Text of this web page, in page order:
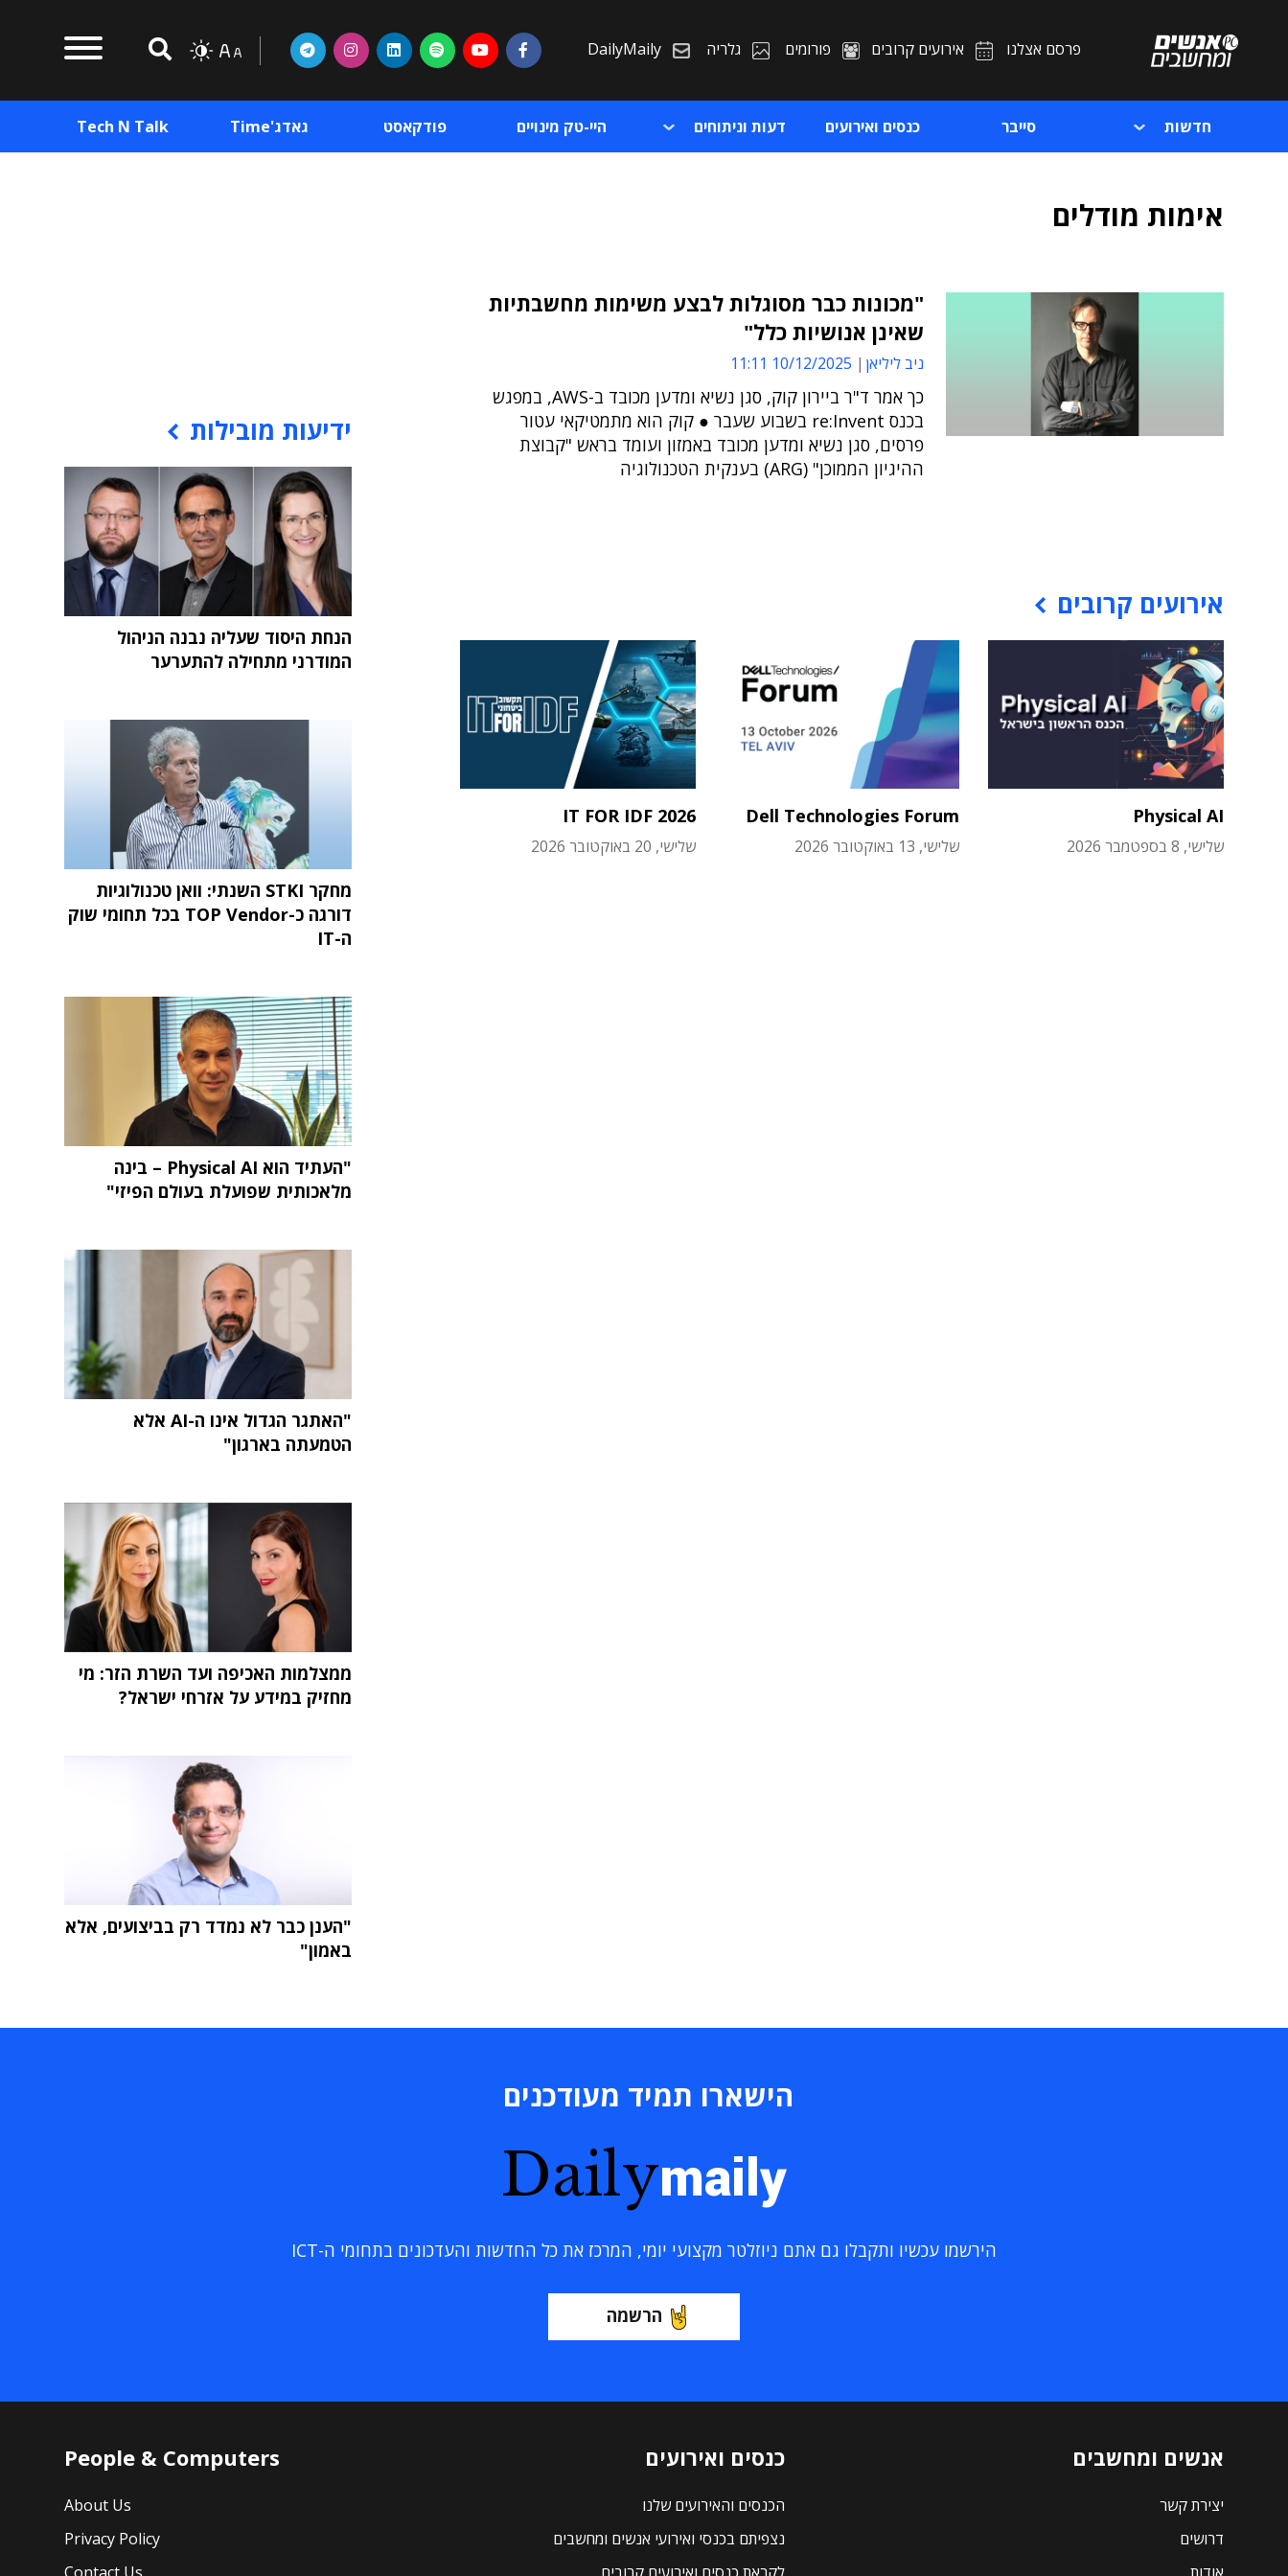
פרסם אצלנו אירועים קרובים פורומים גלריה DailyMaily
חדשות סייבר כנסים ואירועים דעות וניתוחים היי-טק מינויים פודקאסט גאדג'Time Tech N Talk
אימות מודלים
"מכונות כבר מסוגלות לבצע משימות מחשבתיות
שאינן אנושיות כלל"
ניב ליליאן 10/12/2025 11:11
כך אמר ד"ר ביירון קוק, סגן נשיא ומדען מכובד ב-AWS, במפגש
בכנס re:Invent בשבוע שעבר ● קוק הוא מתמטיקאי עטור
פרסים, סגן נשיא ומדען מכובד באמזון ועומד בראש "קבוצת
ההיגיון הממוכן" (ARG) בענקית הטכנולוגיה
אירועים קרובים
Physical AI
שלישי, 8 בספטמבר 2026
Dell Technologies Forum
שלישי, 13 באוקטובר 2026
IT FOR IDF 2026
שלישי, 20 באוקטובר 2026
ידיעות מובילות
הנחת היסוד שעליה נבנה הניהול
המודרני מתחילה להתערער
מחקר STKI השנתי: וואן טכנולוגיות
דורגה כ-TOP Vendor בכל תחומי שוק
ה-IT
"העתיד הוא Physical AI – בינה
מלאכותית שפועלת בעולם הפיזי"
"האתגר הגדול אינו ה-AI אלא
הטמעתה בארגון"
ממצלמות האכיפה ועד השרת הזר: מי
מחזיק במידע על אזרחי ישראל?
"הענן כבר לא נמדד רק בביצועים, אלא
באמון"
הישארו תמיד מעודכנים
Dailymaily
הירשמו עכשיו ותקבלו גם אתם ניוזלטר מקצועי יומי, המרכז את כל החדשות והעדכונים בתחומי ה-ICT
הרשמה
אנשים ומחשבים
יצירת קשר
דרושים
כנסים ואירועים
הכנסים והאירועים שלנו
נצפיתם בכנסי ואירועי אנשים ומחשבים
People & Computers
About Us
Privacy Policy